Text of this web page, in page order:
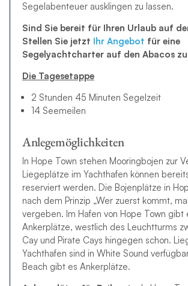
Segelabenteuer ausklingen zu lassen.
Sind Sie bereit für Ihren Urlaub auf
Stellen Sie jetzt Ihr Angebot für eine
Segelyachtcharter auf den Abacos
Die Tagesetappe
2 Stunden 45 Minuten Segelzeit
14 Seemeilen
Anlegemöglichkeiten
In Hope Town stehen Mooringbojen zur
Liegeplätze im Yachthafen können
reserviert werden. Die Bojenplätze in
nach dem Prinzip „Wer zuerst kommt,
vergeben. Im Hafen von Hope Town gibt
Ankerplätze, westlich des Leuchtturms
Cay und Pirate Cays hingegen schon.
Yachthafen sind in White Sound
Beach gibt es Ankerplätze.